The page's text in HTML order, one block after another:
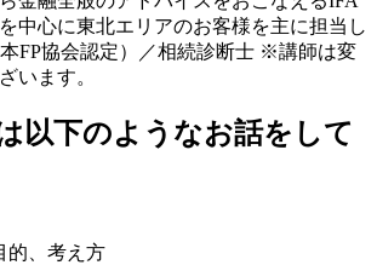
中心に東北エリアのお客様を主に担当し
FP協会認定）／相続診断士 ※講師は変
います。
以下のようなお話をして
的、考え方